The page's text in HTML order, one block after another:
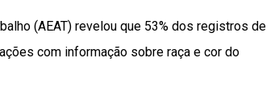
(AEAT) revelou que 53% dos registros de
com informação sobre raça e cor do